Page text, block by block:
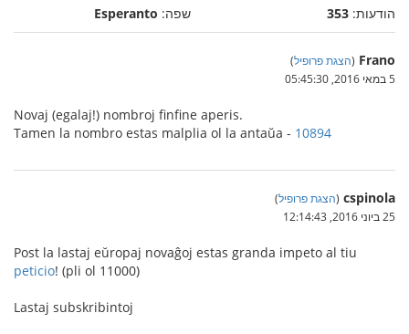
הודעות: 353 שפה: Esperanto
Frano
(הצגת פרופיל)
5 במאי 2016, 05:45:30
Novaj (egalaj!) nombroj finfine aperis.
Tamen la nombro estas malplia ol la antaŭa - 10894
cspinola
(הצגת פרופיל)
25 ביוני 2016, 12:14:43
Post la lastaj eŭropaj novaĝoj estas granda impeto al tiu
peticio! (pli ol 11000)
Lastaj subskribintoj